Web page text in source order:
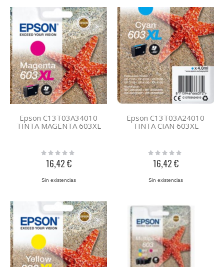
Epson C13T03A34010
TINTA MAGENTA 603XL
Rating:
16,42 €
Sin existencias
Epson C13T03A24010
TINTA CIAN 603XL
Rating:
16,42 €
Sin existencias